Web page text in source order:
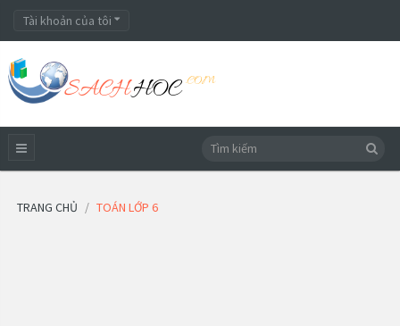
Tài khoản của tôi
TRANG CHỦ TOÁN LỚP 6